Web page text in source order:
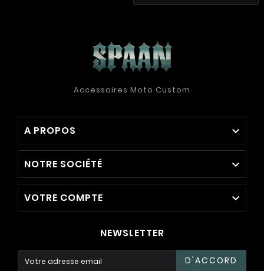
Accessoires Moto Custom
A PROPOS 
NOTRE SOCIÉTÉ 
VOTRE COMPTE 
NEWSLETTER
D'ACCORD